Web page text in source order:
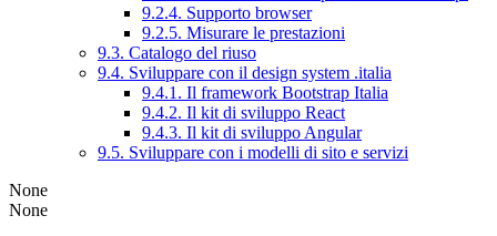
9.2.4. Supporto browser
9.2.5. Misurare le prestazioni
9.3. Catalogo del riuso
9.4. Sviluppare con il design system .italia
9.4.1. Il framework Bootstrap Italia
9.4.2. Il kit di sviluppo React
9.4.3. Il kit di sviluppo Angular
9.5. Sviluppare con i modelli di sito e servizi
None
None